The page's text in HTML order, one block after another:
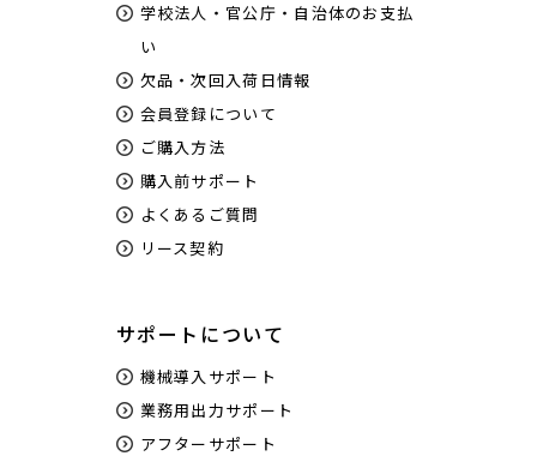
学校法人・官公庁・自治体のお支払
い
欠品・次回入荷日情報
会員登録について
ご購入方法
購入前サポート
よくあるご質問
リース契約
サポートについて
機械導入サポート
業務用出力サポート
アフターサポート